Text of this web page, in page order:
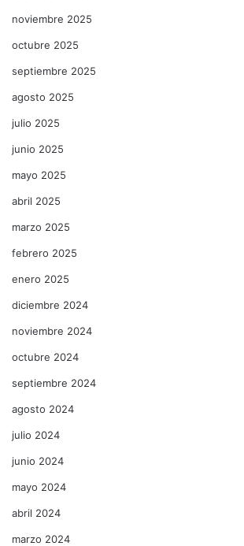
noviembre 2025
octubre 2025
septiembre 2025
agosto 2025
julio 2025
junio 2025
mayo 2025
abril 2025
marzo 2025
febrero 2025
enero 2025
diciembre 2024
noviembre 2024
octubre 2024
septiembre 2024
agosto 2024
julio 2024
junio 2024
mayo 2024
abril 2024
marzo 2024